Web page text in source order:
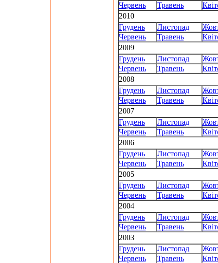
Червень
Травень
2010
Грудень
Листопад
Червень
Травень
2009
Грудень
Листопад
Червень
Травень
2008
Грудень
Листопад
Червень
Травень
2007
Грудень
Листопад
Червень
Травень
2006
Грудень
Листопад
Червень
Травень
2005
Грудень
Листопад
Червень
Травень
2004
Грудень
Листопад
Червень
Травень
2003
Грудень
Листопад
Червень
Травень